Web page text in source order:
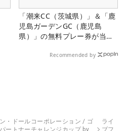
「潮来CC（茨城県）」＆「鹿
児島ガーデンGC（鹿児島
県）」の無料プレー券が当た
Recommended by
・ドールコーポレーション / ゴ
ートナーチャレンジカップ by
ライ
ブフ